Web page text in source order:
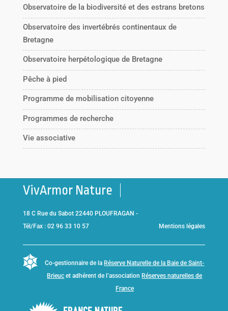
Observatoire de la biodiversité et des estrans bretons
Observatoire des invertébrés continentaux de
Bretagne
Observatoire herpétologique de Bretagne
Pêche à pied
Programme de mobilisation citoyenne
Programmes de recherche
Vie associative
VivArmor Nature
18 C Rue du Sabot 22440 PLOUFRAGAN -
Tél/Fax : 02 96 33 10 57
Mentions légales
Co-gestionnaire de la Réserve Naturelle de la Baie de Saint-
Brieuc et adhérent de l’association Réserves naturelles de
France